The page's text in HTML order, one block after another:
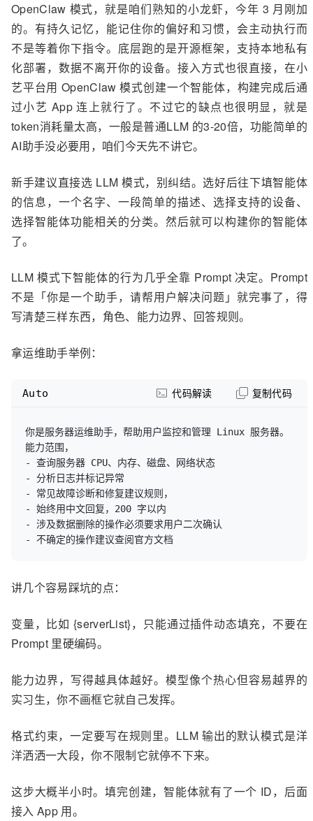
OpenClaw 模式，就是咱们熟知的小龙虾，今年 3 月刚加
的。有持久记忆，能记住你的偏好和习惯，会主动执行而
不是等着你下指令。底层跑的是开源框架，支持本地私有
化部署，数据不离开你的设备。接入方式也很直接，在小
艺平台用 OpenClaw 模式创建一个智能体，构建完成后通
过小艺 App 连上就行了。不过它的缺点也很明显，就是
token消耗量太高，一般是普通LLM 的3-20倍，功能简单的
AI助手没必要用，咱们今天先不讲它。
新手建议直接选 LLM 模式，别纠结。选好后往下填智能体
的信息，一个名字、一段简单的描述、选择支持的设备、
选择智能体功能相关的分类。然后就可以构建你的智能体
了。
LLM 模式下智能体的行为几乎全靠 Prompt 决定。Prompt
不是「你是一个助手，请帮用户解决问题」就完事了，得
写清楚三样东西，角色、能力边界、回答规则。
拿运维助手举例：
你是服务器运维助手，帮助用户监控和管理 Linux 服务器。
能力范围，
- 查询服务器 CPU、内存、磁盘、网络状态
- 分析日志并标记异常
- 常见故障诊断和修复建议规则，
- 始终用中文回复，200 字以内
- 涉及数据删除的操作必须要求用户二次确认
- 不确定的操作建议查阅官方文档
Auto 代码解读 复制代码
讲几个容易踩坑的点：
变量，比如 {serverList}，只能通过插件动态填充，不要在
Prompt 里硬编码。
能力边界，写得越具体越好。模型像个热心但容易越界的
实习生，你不画框它就自己发挥。
格式约束，一定要写在规则里。LLM 输出的默认模式是洋
洋洒洒一大段，你不限制它就停不下来。
这步大概半小时。填完创建，智能体就有了一个 ID，后面
接入 App 用。